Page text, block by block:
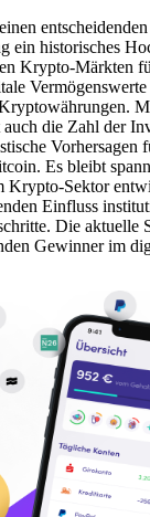
ein historisches
Krypto-Märkten
Vermögenswerte
die Zahl der
Vorhersagen
Es bleibt
Sektor
Einfluss
Die aktuelle
Gewinner im